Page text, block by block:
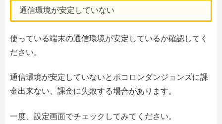
通信環境が安定していない
使っている端末の通信環境が安定しているか確認してく
ださい。
通信環境が安定していないとポコロンダンジョンズに課
金出来ない、課金に失敗する場合があります。
一度、設定画面でチェックしてみてください。